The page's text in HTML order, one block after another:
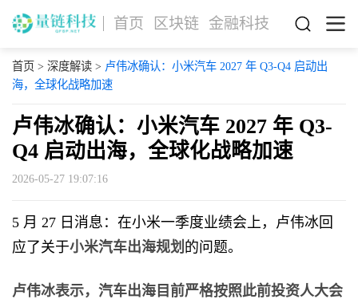
首页 区块链 金融科技
首页 > 深度解读> 卢伟冰确认：小米汽车 2027 年 Q3-Q4 启动出
海，全球化战略加速
卢伟冰确认：小米汽车 2027 年 Q3-
Q4 启动出海，全球化战略加速
2026-05-27 19:07:16
5 月 27 日消息：在小米一季度业绩会上，卢伟冰回
应了关于小米汽车出海规划 的问题。
卢伟冰表示，汽车出海目前严格按照此前投资人大会